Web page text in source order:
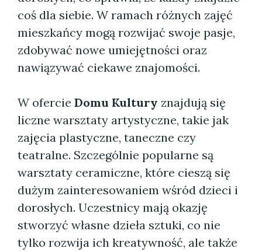
coś dla siebie. W ramach różnych zajęć
mieszkańcy mogą rozwijać swoje pasje,
zdobywać nowe umiejętności oraz
nawiązywać ciekawe znajomości.
W ofercie Domu Kultury znajdują się
liczne warsztaty artystyczne, takie jak
zajęcia plastyczne, taneczne czy
teatralne. Szczególnie popularne są
warsztaty ceramiczne, które cieszą się
dużym zainteresowaniem wśród dzieci i
dorosłych. Uczestnicy mają okazję
stworzyć własne dzieła sztuki, co nie
tylko rozwija ich kreatywność, ale także